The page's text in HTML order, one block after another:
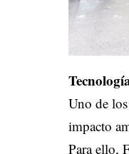
Uno de
impacto
Para ello,